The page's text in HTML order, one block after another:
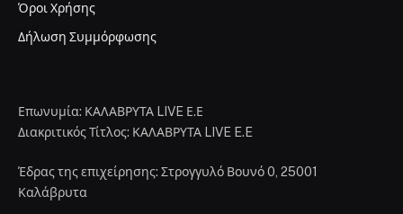
Όροι Χρήσης
Δήλωση Συμμόρφωσης
Επωνυμία: ΚΑΛΑΒΡΥΤΑ LIVE Ε.Ε
Διακριτικός Τίτλος: ΚΑΛΑΒΡΥΤΑ LIVE E.E
Έδρας της επιχείρησης: Στρογγυλό Βουνό 0, 25001
Καλάβρυτα